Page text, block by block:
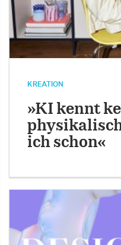
KREATION
»KI kennt
ich schon«